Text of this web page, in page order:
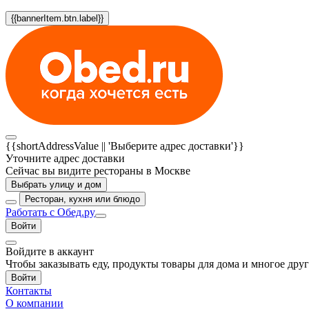
{{bannerItem.btn.label}}
{{shortAddressValue || 'Выберите адрес доставки'}}
Уточните адрес доставки
Сейчас вы видите рестораны в Москве
Выбрать улицу и дом
Ресторан, кухня или блюдо
Работать с Обед.ру
Войти
Войдите в аккаунт
Чтобы заказывать еду, продукты товары для дома и многое
Войти
Контакты
О компании